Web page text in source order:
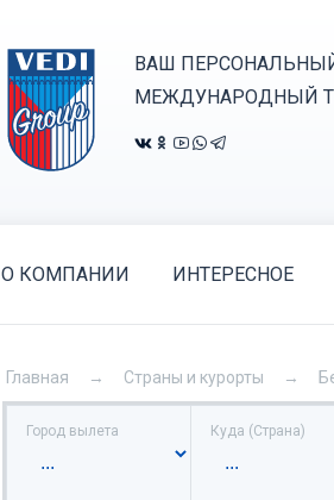
ВАШ
МЕЖДУНАРОДНЫЙ
О КОМПАНИИ ИНТЕРЕСНОЕ
Главная Страны и курорты
Город вылета Куда (Страна)